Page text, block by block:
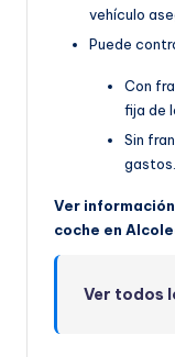
vehículo
Puede
Con
fija de
Sin
gastos.
Ver
coche en
Ver todos